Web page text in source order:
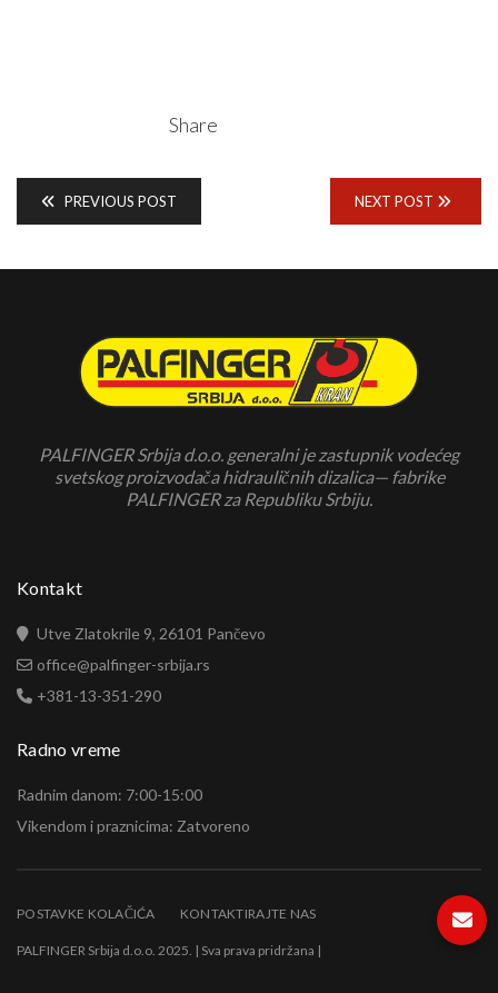
Share
PREVIOUS POST NEXT POST
PALFINGER Srbija d.o.o. generalni je zastupnik vodećeg
svetskog proizvodača hidrauličnih dizalica— fabrike
PALFINGER za Republiku Srbiju.
Kontakt
Utve Zlatokrile 9, 26101 Pančevo
office@palfinger-srbija.rs
+381-13-351-290
Radno vreme
Radnim danom: 7:00-15:00
Vikendom i praznicima: Zatvoreno
POSTAVKE KOLAČIĆA KONTAKTIRAJTE NAS
PALFINGER Srbija d.o.o. 2025. | Sva prava pridržana |